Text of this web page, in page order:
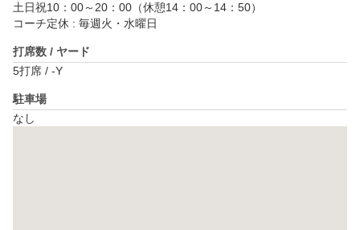
土日祝10：00～20：00（休憩14：00～14：50）
コーチ定休 : 毎週火・水曜日
打席数 / ヤード
5打席 / -Y
駐車場
なし